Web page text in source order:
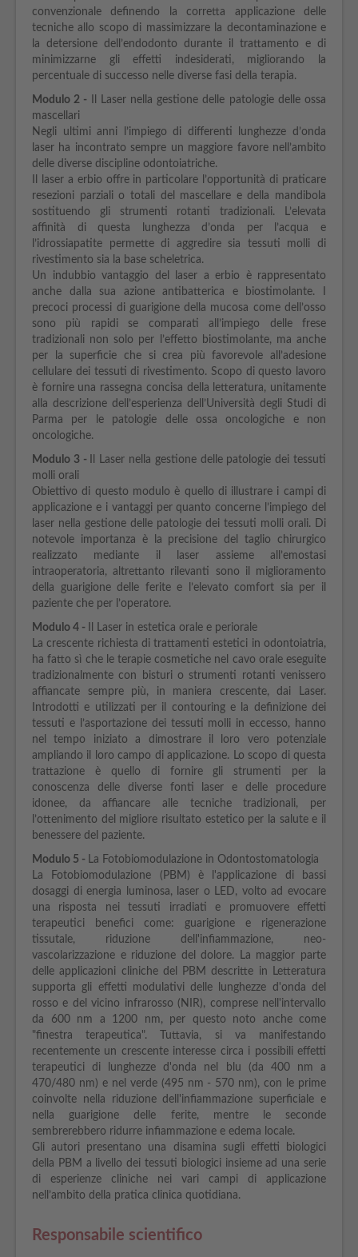
convenzionale definendo la corretta applicazione delle
tecniche allo scopo di massimizzare la decontaminazione e
la detersione dell’endodonto durante il trattamento e di
minimizzarne gli effetti indesiderati, migliorando la
percentuale di successo nelle diverse fasi della terapia.
Modulo 2 -
Il Laser nella gestione delle patologie delle ossa
mascellari
Negli ultimi anni l’impiego di differenti lunghezze d’onda
laser ha incontrato sempre un maggiore favore nell’ambito
delle diverse discipline odontoiatriche.
Il laser a erbio offre in particolare l’opportunità di praticare
resezioni parziali o totali del mascellare e della mandibola
sostituendo gli strumenti rotanti tradizionali. L’elevata
affinità di questa lunghezza d’onda per l’acqua e
l’idrossiapatite permette di aggredire sia tessuti molli di
rivestimento sia la base scheletrica.
Un indubbio vantaggio del laser a erbio è rappresentato
anche dalla sua azione antibatterica e biostimolante. I
precoci processi di guarigione della mucosa come dell’osso
sono più rapidi se comparati all’impiego delle frese
tradizionali non solo per l’effetto biostimolante, ma anche
per la superficie che si crea più favorevole all’adesione
cellulare dei tessuti di rivestimento. Scopo di questo lavoro
è fornire una rassegna concisa della letteratura, unitamente
alla descrizione dell’esperienza dell’Università degli Studi di
Parma per le patologie delle ossa oncologiche e non
oncologiche.
Modulo 3 -
Il Laser nella gestione delle patologie dei tessuti
molli orali
Obiettivo di questo modulo è quello di illustrare i campi di
applicazione e i vantaggi per quanto concerne l’impiego del
laser nella gestione delle patologie dei tessuti molli orali. Di
notevole importanza è la precisione del taglio chirurgico
realizzato mediante il laser assieme all’emostasi
intraoperatoria, altrettanto rilevanti sono il miglioramento
della guarigione delle ferite e l’elevato comfort sia per il
paziente che per l’operatore.
Modulo 4 -
Il Laser in estetica orale e periorale
La crescente richiesta di trattamenti estetici in odontoiatria,
ha fatto sì che le terapie cosmetiche nel cavo orale eseguite
tradizionalmente con bisturi o strumenti rotanti venissero
affiancate sempre più, in maniera crescente, dai Laser.
Introdotti e utilizzati per il contouring e la definizione dei
tessuti e l’asportazione dei tessuti molli in eccesso, hanno
nel tempo iniziato a dimostrare il loro vero potenziale
ampliando il loro campo di applicazione. Lo scopo di questa
trattazione è quello di fornire gli strumenti per la
conoscenza delle diverse fonti laser e delle procedure
idonee, da affiancare alle tecniche tradizionali, per
l’ottenimento del migliore risultato estetico per la salute e il
benessere del paziente.
Modulo 5 - La Fotobiomodulazione in Odontostomatologia
La Fotobiomodulazione (PBM) è l'applicazione di bassi
dosaggi di energia luminosa, laser o LED, volto ad evocare
una risposta nei tessuti irradiati e promuovere effetti
terapeutici benefici come: guarigione e rigenerazione
tissutale, riduzione dell'infiammazione, neo-
vascolarizzazione e riduzione del dolore. La maggior parte
delle applicazioni cliniche del PBM descritte in Letteratura
supporta gli effetti modulativi delle lunghezze d'onda del
rosso e del vicino infrarosso (NIR), comprese nell'intervallo
da 600 nm a 1200 nm, per questo noto anche come
"finestra terapeutica". Tuttavia, si va manifestando
recentemente un crescente interesse circa i possibili effetti
terapeutici di lunghezze d'onda nel blu (da 400 nm a
470/480 nm) e nel verde (495 nm - 570 nm), con le prime
coinvolte nella riduzione dell'infiammazione superficiale e
nella guarigione delle ferite, mentre le seconde
sembrerebbero ridurre infiammazione e edema locale.
Gli autori presentano una disamina sugli effetti biologici
della PBM a livello dei tessuti biologici insieme ad una serie
di esperienze cliniche nei vari campi di applicazione
nell’ambito della pratica clinica quotidiana.
Responsabile scientifico